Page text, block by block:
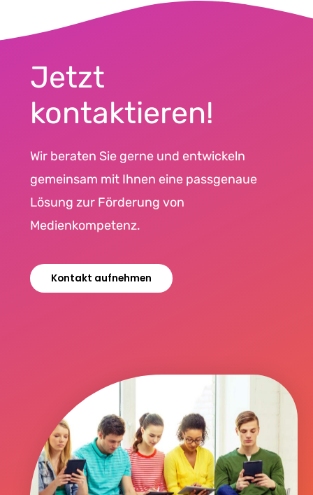
Jetzt
kontaktieren!
Wir beraten Sie gerne und entwickeln
gemeinsam mit Ihnen eine passgenaue
Lösung zur Förderung von
Medienkompetenz.
Kontakt aufnehmen